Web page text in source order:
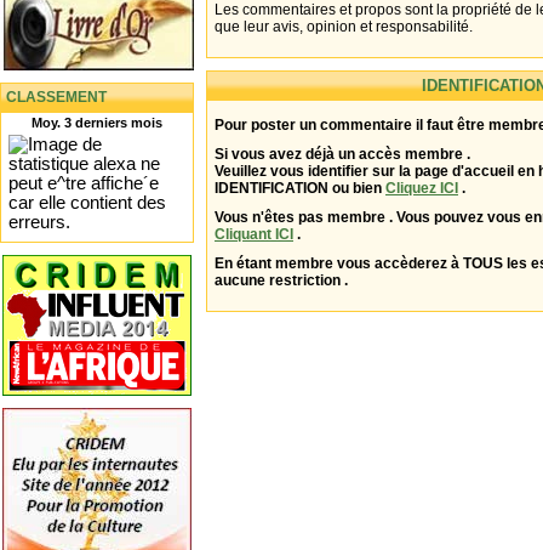
CLASSEMENT
Moy. 3 derniers mois
Les commentaires et propos sont la propriété de
que leur avis, opinion et responsabilité.
Pour poster un commentaire il faut être
Si vous avez déjà un accès membre .
Veuillez vous identifier sur la page d'accueil en
IDENTIFICATION ou bien Cliquez ICI .
Vous n'êtes pas membre . Vous pouvez vous
Cliquant ICI .
En étant membre vous accèderez à TOUS les
aucune restriction .